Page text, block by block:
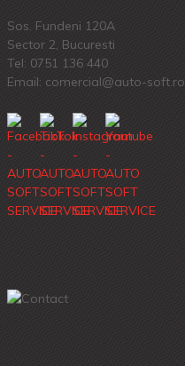
Sos. Fundeni 120A
Sector 2, Bucuresti
Tel: 0751 136 440
Email: comercial@auto-soft.ro